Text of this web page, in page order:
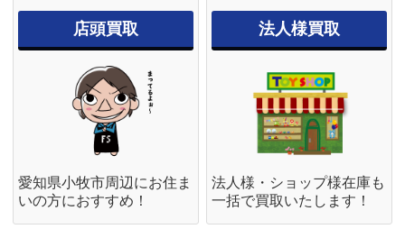
店頭買取
愛知県小牧市周辺にお住ま
いの方におすすめ！
法人様買取
法人様・ショップ様在庫も
一括で買取いたします！